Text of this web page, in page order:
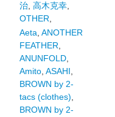
治, 高木克幸,
OTHER
Aeta ANOTHER
FEATHER
ANUNFOLD,
Amito, ASAHI
BROWN by 2-
tacs (clothes)
BROWN by 2-